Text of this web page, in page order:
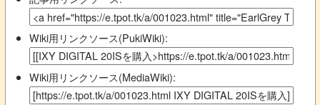
Wiki用リンクソース(PukiWiki):
Wiki用リンクソース(MediaWiki):